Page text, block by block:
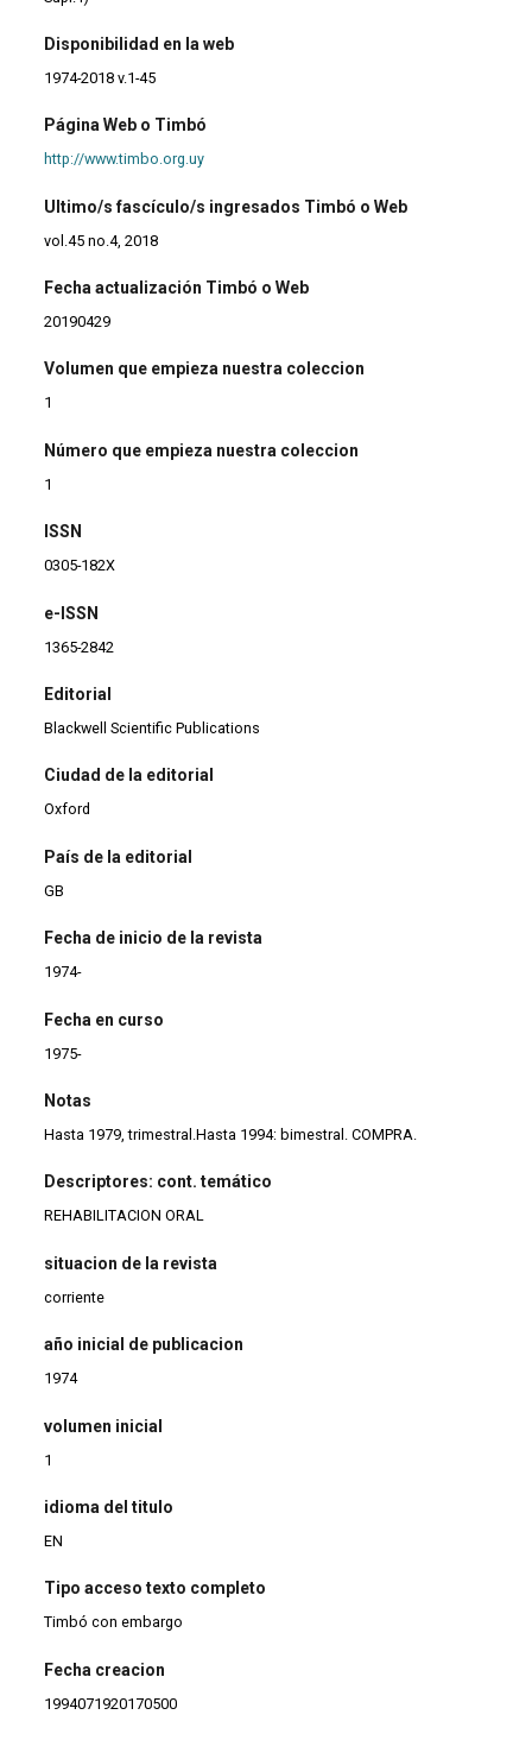
Disponibilidad en la web
1974-2018 v.1-45
Página Web o Timbó
http://www.timbo.org.uy
Ultimo/s fascículo/s ingresados Timbó o Web
vol.45 no.4, 2018
Fecha actualización Timbó o Web
20190429
Volumen que empieza nuestra coleccion
1
Número que empieza nuestra coleccion
1
ISSN
0305-182X
e-ISSN
1365-2842
Editorial
Blackwell Scientific Publications
Ciudad de la editorial
Oxford
País de la editorial
GB
Fecha de inicio de la revista
1974-
Fecha en curso
1975-
Notas
Hasta 1979, trimestral.Hasta 1994: bimestral. COMPRA.
Descriptores: cont. temático
REHABILITACION ORAL
situacion de la revista
corriente
año inicial de publicacion
1974
volumen inicial
1
idioma del titulo
EN
Tipo acceso texto completo
Timbó con embargo
Fecha creacion
1994071920170500